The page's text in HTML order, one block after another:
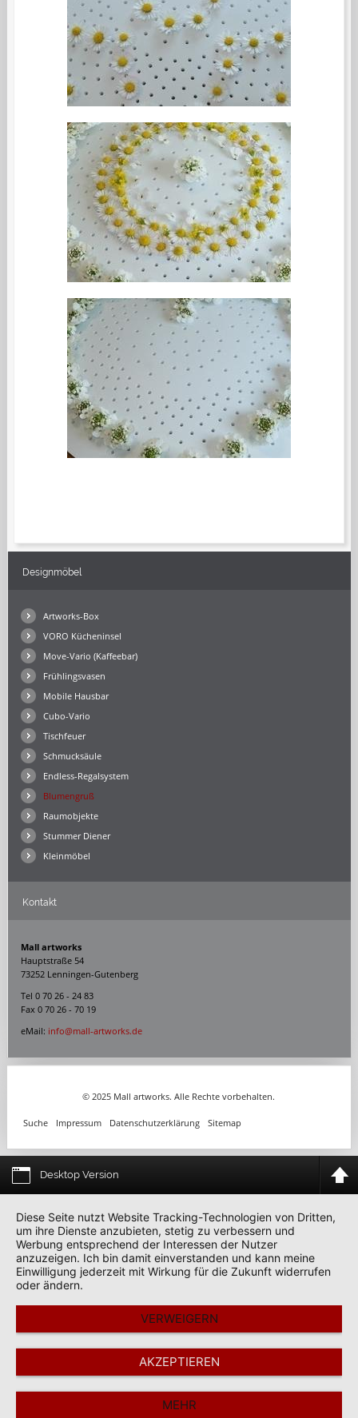
Designmöbel
Artworks-Box
VORO Kücheninsel
Move-Vario (Kaffeebar)
Frühlingsvasen
Mobile Hausbar
Cubo-Vario
Tischfeuer
Schmucksäule
Endless-Regalsystem
Blumengruß
Raumobjekte
Stummer Diener
Kleinmöbel
Kontakt
Mall artworks
Hauptstraße 54
73252 Lenningen-Gutenberg
Tel 0 70 26 - 24 83
Fax 0 70 26 - 70 19
eMail: info@mall-artworks.de
© 2025 Mall artworks. Alle Rechte vorbehalten.
Suche Impressum Datenschutzerklärung Sitemap
Desktop Version
Diese Seite nutzt Website Tracking-Technologien von Dritten,
um ihre Dienste anzubieten, stetig zu verbessern und
Werbung entsprechend der Interessen der Nutzer
anzuzeigen. Ich bin damit einverstanden und kann meine
Einwilligung jederzeit mit Wirkung für die Zukunft widerrufen
oder ändern.
VERWEIGERN
AKZEPTIEREN
MEHR